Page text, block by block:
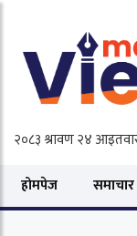
होमपेज समाचार